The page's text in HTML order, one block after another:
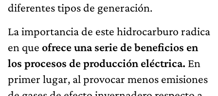
diferentes tipos de generación.
La importancia de este hidrocarburo radica
en que ofrece una serie de beneficios en
los procesos de producción eléctrica. En
primer lugar, al provocar menos emisiones